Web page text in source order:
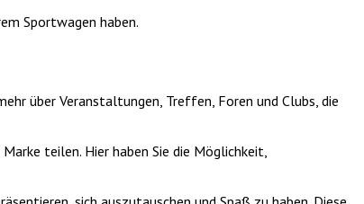
Sportwagen haben.
über Veranstaltungen, Treffen, Foren und Clubs, die
teilen. Hier haben Sie die Möglichkeit,